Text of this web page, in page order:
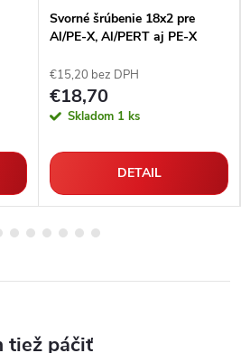
Svorné šrúbenie 18x2 pre
Al/PE-X, Al/PERT aj PE-X
€15,20 bez DPH
€18,70
Skladom 1 ks
DETAIL